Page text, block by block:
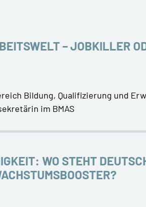
– JOBKILLER
Bildung, Qualifizierung und
im BMAS
WO STEHT